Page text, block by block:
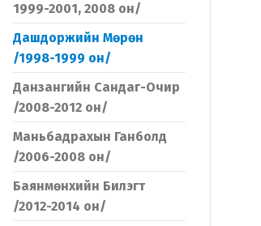
1999-2001, 2008 он/
Дашдоржийн Мөрөн
/1998-1999 он/
Данзангийн Сандаг-Очир
/2008-2012 он/
Маньбадрахын Ганболд
/2006-2008 он/
Баянмөнхийн Билэгт
/2012-2014 он/